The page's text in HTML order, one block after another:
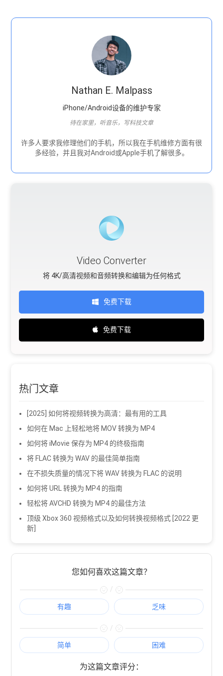
Nathan E. Malpass
iPhone/Android设备的维护专家
待在家里，听音乐，写科技文章
许多人要求我修理他们的手机，所以我在手机维修方面有很
多经验，并且我对Android或Apple手机了解很多。
Video Converter
将 4K/高清视频和音频转换和编辑为任何格式
免费下载
免费下载
热门文章
[2025] 如何将视频转换为高清：最有用的工具
如何在 Mac 上轻松地将 MOV 转换为 MP4
如何将 iMovie 保存为 MP4 的终极指南
将 FLAC 转换为 WAV 的最佳简单指南
在不损失质量的情况下将 WAV 转换为 FLAC 的说明
如何将 URL 转换为 MP4 的指南
轻松将 AVCHD 转换为 MP4 的最佳方法
顶级 Xbox 360 视频格式以及如何转换视频格式 [2022 更
新]
您如何喜欢这篇文章？
/
有趣 乏味
/
简单 困难
为这篇文章评分：